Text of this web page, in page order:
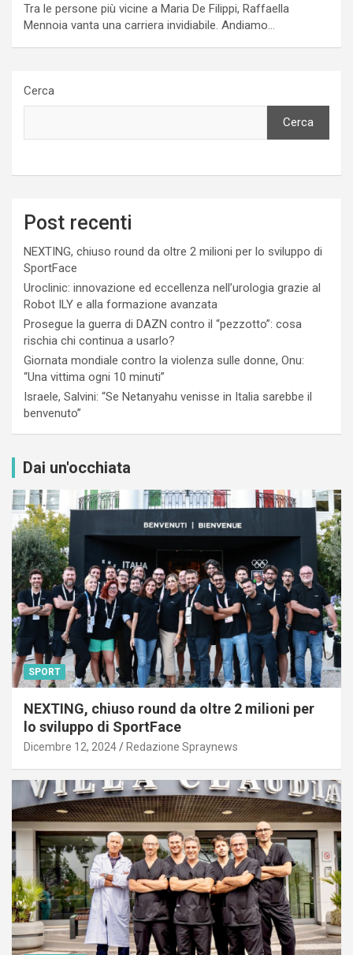
Tra le persone più vicine a Maria De Filippi, Raffaella
Mennoia vanta una carriera invidiabile. Andiamo…
Cerca
Cerca
Post recenti
NEXTING, chiuso round da oltre 2 milioni per lo sviluppo di
SportFace
Uroclinic: innovazione ed eccellenza nell’urologia grazie al
Robot ILY e alla formazione avanzata
Prosegue la guerra di DAZN contro il “pezzotto”: cosa
rischia chi continua a usarlo?
Giornata mondiale contro la violenza sulle donne, Onu:
“Una vittima ogni 10 minuti”
Israele, Salvini: “Se Netanyahu venisse in Italia sarebbe il
benvenuto”
Dai un'occhiata
SPORT
NEXTING, chiuso round da oltre 2 milioni per
lo sviluppo di SportFace
Dicembre 12, 2024 Redazione Spraynews